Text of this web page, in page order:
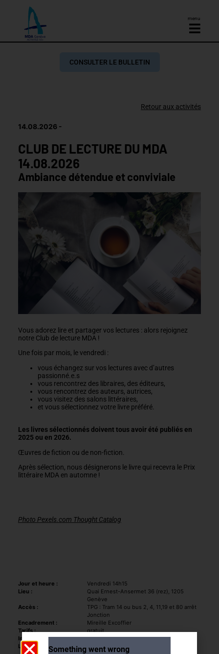
menu
CONSULTER LE BULLETIN
Retour aux activités
14.08.2026
CLUB DE LECTURE DU MDA
14.08.2026
Ambiance détendue et conviviale
Vous adorez lire et partager vos lectures : alors rejoignez
notre Club de lecture MDA !
Une fois par mois, le vendredi :
vous échangez sur vos lectures avec d’autres
passionné.e.s
vous rencontrez des libraires, des éditeurs,
vous rencontrez des auteurs, autrices,
vous visitez des salons littéraires,
et vous sélectionnez votre livre préféré.
Les livres sélectionnés doivent tous avoir été publiés en
2025 ou en 2026.
Œuvres de fiction ou de non-fiction.
Après sélection, nous désignerons le livre qui recevra le Prix
littéraire MDA en automne !
Photo Pexels.com Thought Catalog
Jour et heure :
Vendredi 14h15
Lieu :
Quai Ernest-Ansermet 36 (rez), 1205
Genève
Accès :
TPG : Tram 14 ou bus 2, 4, 11,19 et 80 arrêt
Jonction
Encadrement :
Mireille Excoffier
Tarifs :
gratuit
Infos inscription :
Veuillez contacter le secrétariat
Limite de participants :